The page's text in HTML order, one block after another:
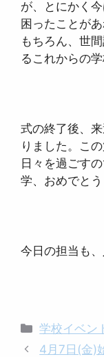
が、とにかく
困ったことが
もちろん、世
るこれからの
式の終了後、
りました。こ
日々を過ごす
学、おめでとう
今日の担当も
カ
テ
学校イベン
4月7日(金)